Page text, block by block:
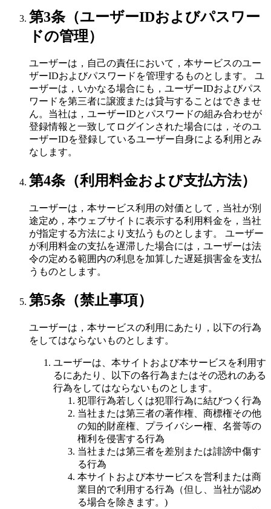
第3条（ユーザーIDおよびパスワー
ドの管理）
ユーザーは，自己の責任において，本サービスのユー
ザーIDおよびパスワードを管理するものとします。 ユ
ーザーは，いかなる場合にも，ユーザーIDおよびパス
ワードを第三者に譲渡または貸与することはできませ
ん。当社は，ユーザーIDとパスワードの組み合わせが
登録情報と一致してログインされた場合には，そのユ
ーザーIDを登録しているユーザー自身による利用とみ
なします。
第4条（利用料金および支払方法）
ユーザーは，本サービス利用の対価として，当社が別
途定め，本ウェブサイトに表示する利用料金を，当社
が指定する方法により支払うものとします。 ユーザー
が利用料金の支払を遅滞した場合には，ユーザーは法
令の定める範囲内の利息を加算した遅延損害金を支払
うものとします。
第5条（禁止事項）
ユーザーは，本サービスの利用にあたり，以下の行為
をしてはならないものとします。
ユーザーは、本サイトおよび本サービスを利用す
るにあたり、以下の各行為またはその恐れのある
行為をしてはならないものとします。
犯罪行為若しくは犯罪行為に結びつく行為
当社または第三者の著作権、商標権その他
の知的財産権、プライバシー権、名誉等の
権利を侵害する行為
当社または第三者を差別または誹謗中傷す
る行為
本サイトおよび本サービスを営利または商
業目的で利用する行為（但し、当社が認め
る場合を除きます。)